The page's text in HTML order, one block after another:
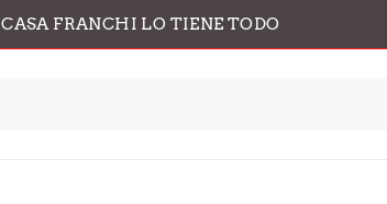
CASA FRANCHI LO TIENE TODO